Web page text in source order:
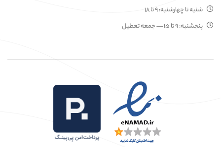
شنبه تا چهارشنبه:۹ تا ۱۸
پنجشنبه:۹ تا ۱۵ — جمعه تعطیل